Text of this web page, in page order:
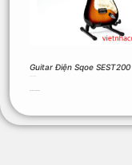
Guitar Điện Sqoe